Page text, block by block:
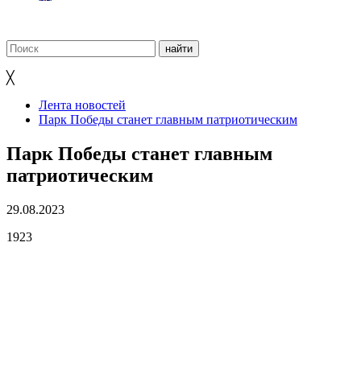
╳
Лента новостей
Парк Победы станет главным патриотическим
Парк Победы станет главным
патриотическим
29.08.2023
1923